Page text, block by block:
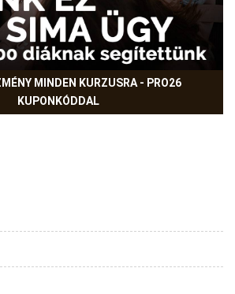
MINDEN KURZUSRA - PRO26
KUPONKÓDDAL